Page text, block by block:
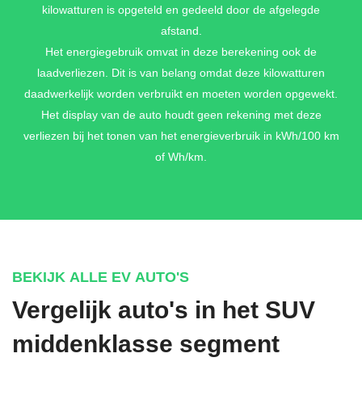
€ 895,-
DARK OCEAN BLUE METALLIC
€ 895,-
GRAVITY GRAY METALLIC
IVORY SILVER METALLIC
€ 1.895,-
ICEBERG GREEN MATTE METALLIC
kilowatturen is opgeteld en gedeeld door de afgelegde
afstand.
Het energiegebruik omvat in deze berekening ook de
laadverliezen. Dit is van belang omdat deze kilowatturen
daadwerkelijk worden verbruikt en moeten worden opgewekt.
Het display van de auto houdt geen rekening met deze
verliezen bij het tonen van het energieverbruik in kWh/100 km
of Wh/km.
BEKIJK ALLE EV AUTO'S
Vergelijk auto's in het SUV
middenklasse segment